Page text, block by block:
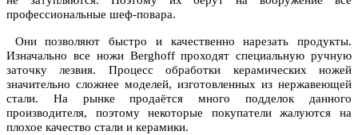
профессиональные шеф-повара.
Они позволяют быстро и качественно нарезать продукты.
Изначально все ножи Berghoff проходят специальную ручную
заточку лезвия. Процесс обработки керамических ножей
значительно сложнее моделей, изготовленных из нержавеющей
стали. На рынке продаётся много подделок данного
производителя, поэтому некоторые покупатели жалуются на
плохое качество стали и керамики.